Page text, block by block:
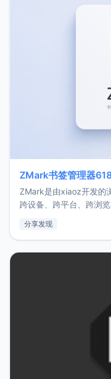
ZMark书签管理器
ZMark是由xiaoz开发的
跨设备、跨平台、跨浏
用，让管理更高效。
分享发现